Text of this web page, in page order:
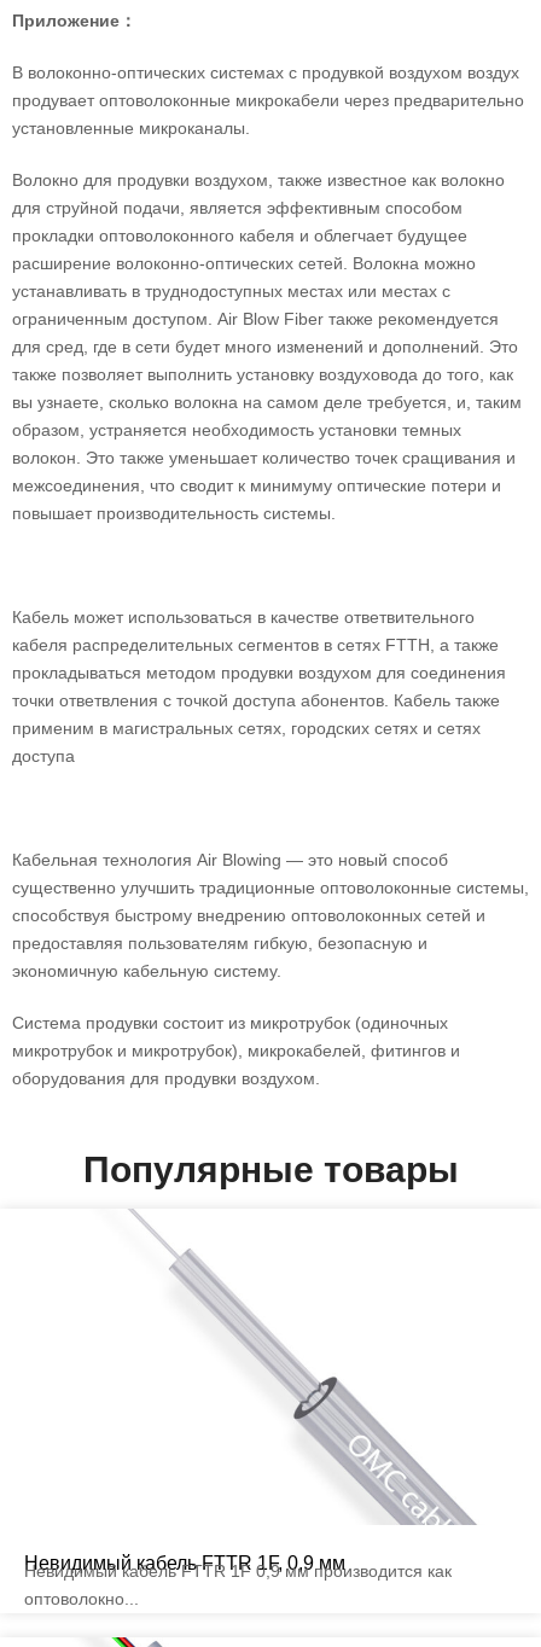
Приложение ：
В волоконно-оптических системах с продувкой воздухом воздух
продувает оптоволоконные микрокабели через предварительно
установленные микроканалы.
Волокно для продувки воздухом, также известное как волокно
для струйной подачи, является эффективным способом
прокладки оптоволоконного кабеля и облегчает будущее
расширение волоконно-оптических сетей. Волокна можно
устанавливать в труднодоступных местах или местах с
ограниченным доступом. Air Blow Fiber также рекомендуется
для сред, где в сети будет много изменений и дополнений. Это
также позволяет выполнить установку воздуховода до того, как
вы узнаете, сколько волокна на самом деле требуется, и, таким
образом, устраняется необходимость установки темных
волокон. Это также уменьшает количество точек сращивания и
межсоединения, что сводит к минимуму оптические потери и
повышает производительность системы.
Кабель может использоваться в качестве ответвительного
кабеля распределительных сегментов в сетях FTTH, а также
прокладываться методом продувки воздухом для соединения
точки ответвления с точкой доступа абонентов. Кабель также
применим в магистральных сетях, городских сетях и сетях
доступа
Кабельная технология Air Blowing — это новый способ
существенно улучшить традиционные оптоволоконные системы,
способствуя быстрому внедрению оптоволоконных сетей и
предоставляя пользователям гибкую, безопасную и
экономичную кабельную систему.
Система продувки состоит из микротрубок (одиночных
микротрубок и микротрубок), микрокабелей, фитингов и
оборудования для продувки воздухом.
Популярные товары
Невидимый кабель FTTR 1F, 0,9 мм
Невидимый кабель FTTR 1F 0,9 мм производится как
оптоволокно...